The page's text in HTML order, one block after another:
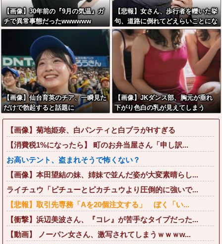
【画像】30年前の『9月の気温』ガ
チで異常事態だったwwwwww
【悲報】女さん、歩行者を轢いた挙
句、道路に倒れてどえらいことにな
ってしまうw w w w w w w
【画像】仙台育英のチア、一瞬見た
だけで勃起すると話題に
【画像】JKダンス部、胸元が垂れ
下がり色白の乳が見えてしまう
【画像】菊地姫奈、白パンティと白ブラがHすぎる
【消費税1%になったら】 町のお弁当屋さん「申し訳...
お高いテント、盗まれそうで怖くない？
【画像】本田望結の妹、姉妹で並んだ姿が大変素晴らし...
ライチュウ「ピチューとピカチュウより圧倒的に強いで...
【悲報】取引先専務「Aを20個注文する」 ぼく「い...
【衝撃】浜辺美波さん、『コレ』が苦手なタイプだった...
【動画】 ノーパン女さん、激写されてしまうｗｗｗw...